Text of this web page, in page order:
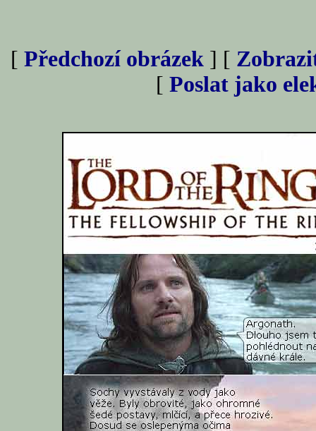
[ Předchozí obrázek ] [
[ Poslat jako